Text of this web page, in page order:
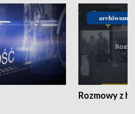
Rozmowy z